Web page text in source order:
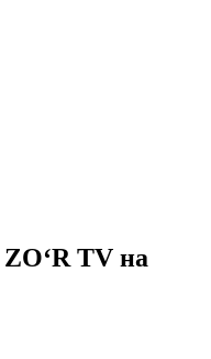
ZO‘R TV на